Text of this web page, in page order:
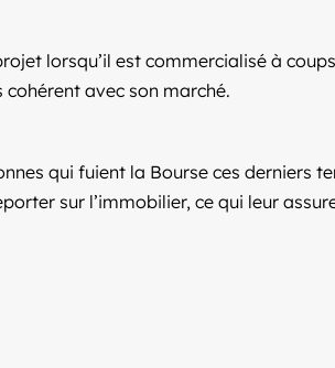
lorsqu’il est commercialisé à
avec son marché.
qui fuient la Bourse ces derniers
sur l’immobilier, ce qui leur